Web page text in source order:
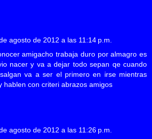
agosto de 2012 a las 11:14 p.m.
amigacho trabaja duro por almagro es
nacer y va a dejar todo sepan qe cuando
va a ser el primero en irse mientras
hablen con criteri abrazos amigos
agosto de 2012 a las 11:26 p.m.